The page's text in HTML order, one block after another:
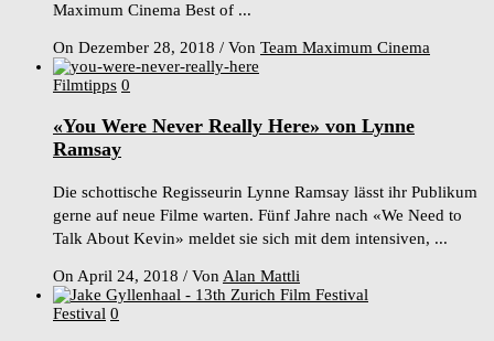
Maximum Cinema Best of ...
On Dezember 28, 2018 / Von Team Maximum Cinema
Filmtipps 0
«You Were Never Really Here» von Lynne
Ramsay
Die schottische Regisseurin Lynne Ramsay lässt ihr Publikum
gerne auf neue Filme warten. Fünf Jahre nach «We Need to
Talk About Kevin» meldet sie sich mit dem intensiven, ...
On April 24, 2018 / Von Alan Mattli
Festival 0